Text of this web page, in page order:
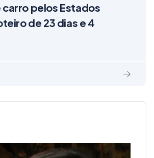
pelos Estados
de 23 dias e 4